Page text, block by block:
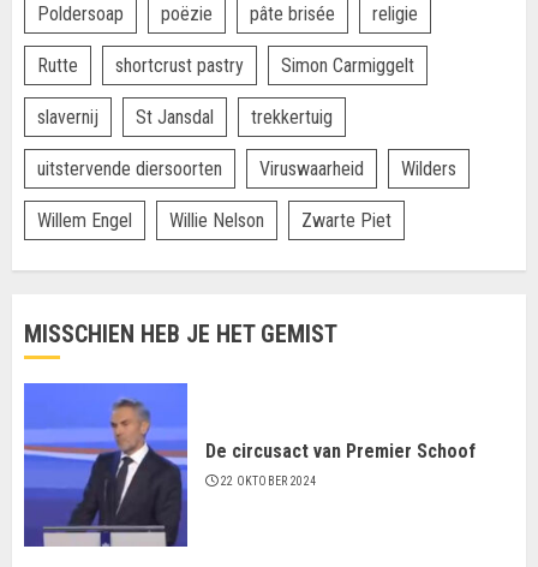
Poldersoap poëzie pâte brisée religie
Rutte shortcrust pastry Simon Carmiggelt
slavernij St Jansdal trekkertuig
uitstervende diersoorten Viruswaarheid Wilders
Willem Engel Willie Nelson Zwarte Piet
MISSCHIEN HEB JE HET GEMIST
De circusact van Premier Schoof
22 OKTOBER 2024